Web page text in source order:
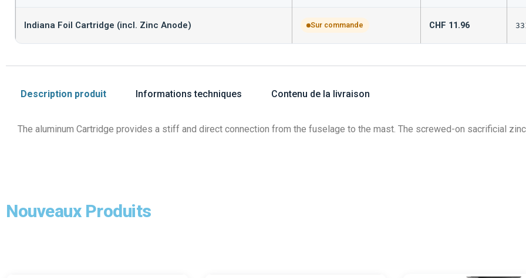
Indiana Foil Cartridge (incl. Zinc Anode) Sur commande CHF 11.96
Description produit Informations techniques Contenu de la livraison
The aluminum Cartridge provides a stiff and direct connection from the fuselage to the mast. The screwed-on sacrificial
Nouveaux Produits